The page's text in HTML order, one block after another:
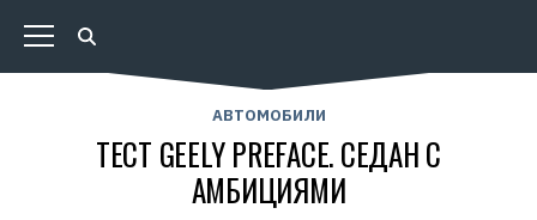
АВТОМОБИЛИ
ТЕСТ GEELY PREFACE. СЕДАН С
АМБИЦИЯМИ